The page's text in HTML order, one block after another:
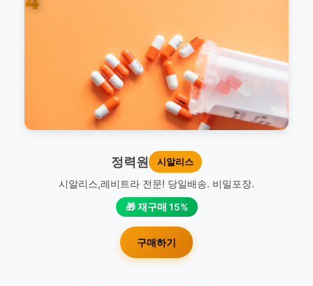
정력원 시알리스
시알리스,레비트라 전문! 당일배송. 비밀포장.
🎁 재구매 15%
구매하기